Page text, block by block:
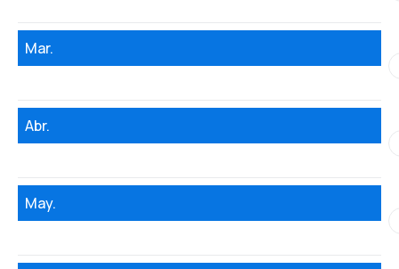
Mar.
Abr.
May.